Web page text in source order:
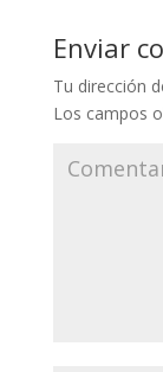
Enviar
Tu dirección
Los campos